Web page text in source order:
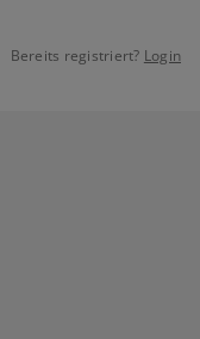
Bereits registriert? Login